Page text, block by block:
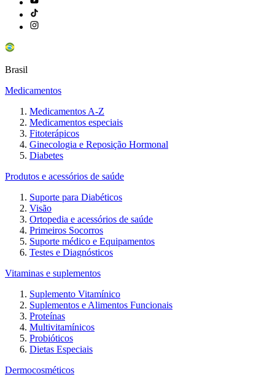
Brasil
Medicamentos
Medicamentos A-Z
Medicamentos especiais
Fitoterápicos
Ginecologia e Reposição Hormonal
Diabetes
Produtos e acessórios de saúde
Suporte para Diabéticos
Visão
Ortopedia e acessórios de saúde
Primeiros Socorros
Suporte médico e Equipamentos
Testes e Diagnósticos
Vitaminas e suplementos
Suplemento Vitamínico
Suplementos e Alimentos Funcionais
Proteínas
Multivitamínicos
Probióticos
Dietas Especiais
Dermocosméticos